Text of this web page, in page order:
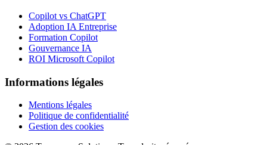
Copilot vs ChatGPT
Adoption IA Entreprise
Formation Copilot
Gouvernance IA
ROI Microsoft Copilot
Informations légales
Mentions légales
Politique de confidentialité
Gestion des cookies